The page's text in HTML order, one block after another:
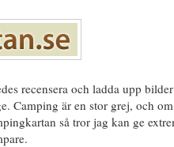
recensera och ladda upp
Camping är en stor grej, och
så tror jag kan ge